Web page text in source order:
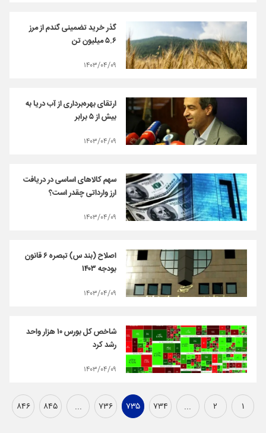
گذر خرید تضمینی گندم از مرز
۵.۶ میلیون تن
۱۴۰۳/۰۴/۰۹
ارتقای بهره‌برداری از آب دریا به
بیش از ۵ برابر
۱۴۰۳/۰۴/۰۹
سهم کالاهای اساسی در دریافت
ارز وارداتی چقدر است؟
۱۴۰۳/۰۴/۰۹
اصلاح (بند س) تبصره ۶ قانون
بودجه ۱۴۰۳
۱۴۰۳/۰۴/۰۹
شاخص کل بورس ۱۰ هزار واحد
رشد کرد
۱۴۰۳/۰۴/۰۹
۱ ۲ ... ۷۳۴ ۷۳۵ ۷۳۶ ... ۸۴۵ ۸۴۶